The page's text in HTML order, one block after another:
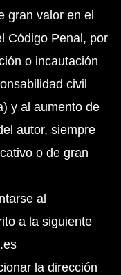
gran valor en el
Código Penal, por
o incautación
civil
y al aumento de
autor, siempre
o de gran
al
a la siguiente
la dirección